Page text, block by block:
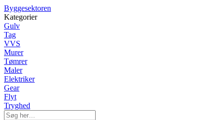
Byggesektoren
Kategorier
Gulv
Tag
VVS
Murer
Tømrer
Maler
Elektriker
Gear
Flyt
Tryghed